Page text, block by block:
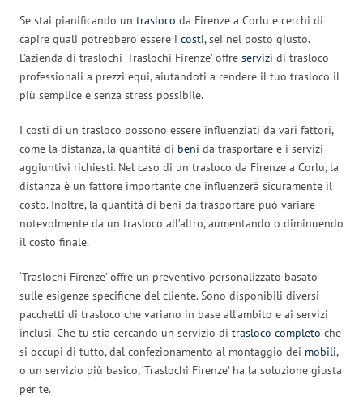
Se stai pianificando un trasloco da Firenze a Corlu e cerchi di
capire quali potrebbero essere i costi, sei nel posto giusto.
L’azienda di traslochi ‘Traslochi Firenze’ offre servizi di trasloco
professionali a prezzi equi, aiutandoti a rendere il tuo trasloco il
più semplice e senza stress possibile.
I costi di un trasloco possono essere influenziati da vari fattori,
come la distanza, la quantità di beni da trasportare e i servizi
aggiuntivi richiesti. Nel caso di un trasloco da Firenze a Corlu, la
distanza è un fattore importante che influenzerà sicuramente il
costo. Inoltre, la quantità di beni da trasportare può variare
notevolmente da un trasloco all’altro, aumentando o diminuendo
il costo finale.
‘Traslochi Firenze’ offre un preventivo personalizzato basato
sulle esigenze specifiche del cliente. Sono disponibili diversi
pacchetti di trasloco che variano in base all’ambito e ai servizi
inclusi. Che tu stia cercando un servizio di trasloco completo che
si occupi di tutto, dal confezionamento al montaggio dei mobili,
o un servizio più basico, ‘Traslochi Firenze’ ha la soluzione giusta
per te.